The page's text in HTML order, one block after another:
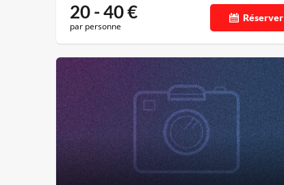
20 - 40€
par personne
Réserver